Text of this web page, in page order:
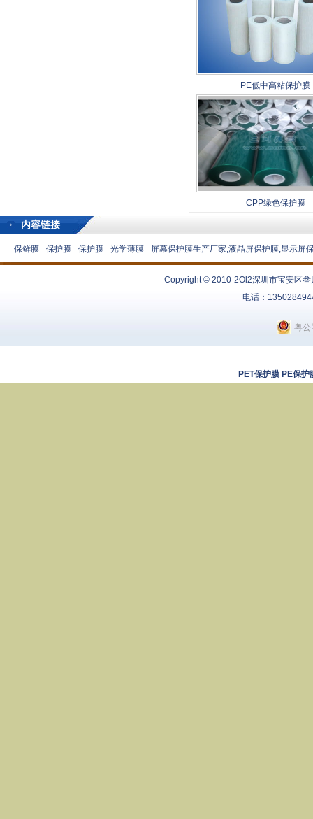
PE低中高粘保护膜
CPP绿色保护膜
内容链接
保鲜膜 保护膜 保护膜 光学薄膜 屏幕保护膜生产厂家,液晶屏保护膜,显示屏
Copyright © 2010-2Ol2深圳市宝安区
电话：
粤
PET保护膜 PE保护